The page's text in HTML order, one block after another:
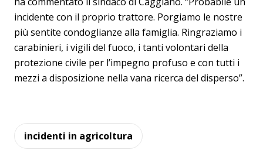
incidente con il proprio trattore. Porgiamo le nostre
più sentite condoglianze alla famiglia. Ringraziamo i
carabinieri, i vigili del fuoco, i tanti volontari della
protezione civile per l’impegno profuso e con tutti i
mezzi a disposizione nella vana ricerca del disperso”.
incidenti in agricoltura